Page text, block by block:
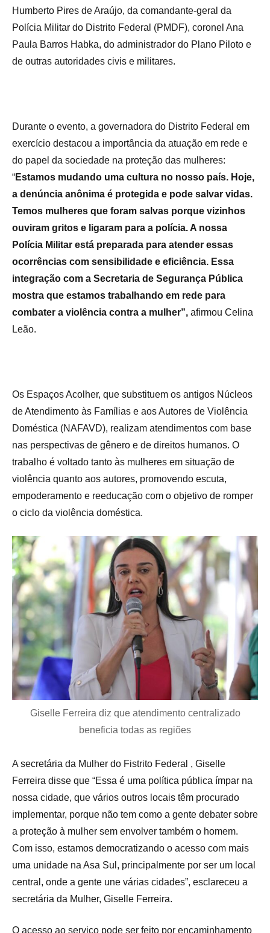
Humberto Pires de Araújo, da comandante-geral da
Polícia Militar do Distrito Federal (PMDF), coronel Ana
Paula Barros Habka, do administrador do Plano Piloto e
de outras autoridades civis e militares.
Durante o evento, a governadora do Distrito Federal em
exercício destacou a importância da atuação em rede e
do papel da sociedade na proteção das mulheres:
“Estamos mudando uma cultura no nosso país. Hoje,
a denúncia anônima é protegida e pode salvar vidas.
Temos mulheres que foram salvas porque vizinhos
ouviram gritos e ligaram para a polícia. A nossa
Polícia Militar está preparada para atender essas
ocorrências com sensibilidade e eficiência. Essa
integração com a Secretaria de Segurança Pública
mostra que estamos trabalhando em rede para
combater a violência contra a mulher”, afirmou Celina
Leão.
Os Espaços Acolher, que substituem os antigos Núcleos
de Atendimento às Famílias e aos Autores de Violência
Doméstica (NAFAVD), realizam atendimentos com base
nas perspectivas de gênero e de direitos humanos. O
trabalho é voltado tanto às mulheres em situação de
violência quanto aos autores, promovendo escuta,
empoderamento e reeducação com o objetivo de romper
o ciclo da violência doméstica.
Giselle Ferreira diz que atendimento centralizado
beneficia todas as regiões
A secretária da Mulher do Fistrito Federal , Giselle
Ferreira disse que “Essa é uma política pública ímpar na
nossa cidade, que vários outros locais têm procurado
implementar, porque não tem como a gente debater sobre
a proteção à mulher sem envolver também o homem.
Com isso, estamos democratizando o acesso com mais
uma unidade na Asa Sul, principalmente por ser um local
central, onde a gente une várias cidades”, esclareceu a
secretária da Mulher, Giselle Ferreira.
O acesso ao serviço pode ser feito por encaminhamento